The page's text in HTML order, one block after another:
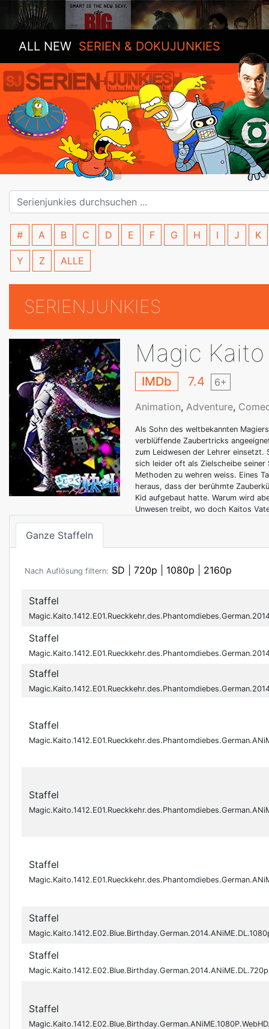
ALL NEW SERIEN & DOKUJUNKIES
# A B C D E F G H I J K
Y Z ALLE
SERIENJUNKIES
Magic Kaito
IMDb 7.4 6+
Animation, Adventure,
Als Sohn des weltbekannten
verblüffende Zaubertricks
zum Leidwesen der Lehrer einsetzt.
sich leider oft als Zielscheibe seiner
Methoden zu wehren weiss. Eines
heraus, dass der berühmte
Kid aufgebaut hatte. Warum wird
Unwesen treibt, wo doch Kaitos
Ganze Staffeln
Nach Auflösung filtern: SD 720p 1080p 2160p
Staffel
Staffel
Staffel
Staffel
Staffel
Staffel
Staffel
Staffel
Staffel